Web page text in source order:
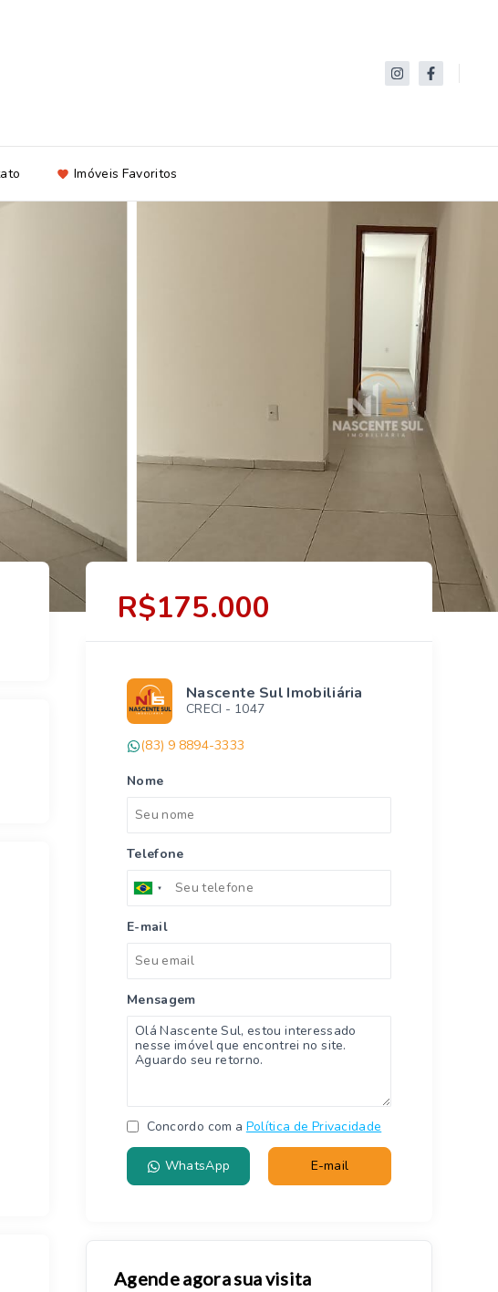
Imóveis Favoritos
R$175.000
Nascente Sul Imobiliária
CRECI - 1047
(83) 9 8894-3333
Nome
Telefone
E-mail
Mensagem
Concordo com a Política de Privacidade
WhatsApp E-mail
Agende agora sua visita